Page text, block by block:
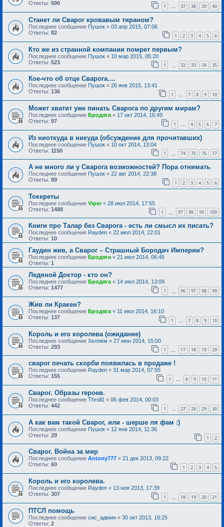
Ответы: 590 1 … 37 38 39 40
Станет ли Сварог кровавым тираном?
Последнее сообщение Пушок « 03 апр 2015, 07:06
Ответы: 82 1 2 3 4 5 6
Кто же из странной компании помрет первым?
Последнее сообщение Пушок « 10 мар 2015, 05:20
Ответы: 523 1 32 33 34 35
Кое-что об отце Сварога....
Последнее сообщение Пушок « 26 янв 2015, 13:41
Ответы: 136 1 … 7 8 9 10
Может хватит уже пинать Сварога по другим мирам?
Последнее сообщение Бродяга « 17 окт 2014, 16:49
Ответы: 97 1 4 5 6 7
Из ниоткуда в никуда (обсуждение для прочитавших)
Последнее сообщение Пушок « 10 окт 2014, 13:04
Ответы: 1150 1 74 75 76 77
А не много ли у Сварога возможностей? Пора отнимать
Последнее сообщение Пушок « 22 авг 2014, 22:38
Ответы: 89 1 2 3 4 5 6
Токереты
Последнее сообщение Viper« 28 июл 2014, 17:55
Ответы: 1488 1 97 98 99 100
Книги про Талар без Сварога - есть ли смысл их писать?
Последнее сообщение Rayden « 22 июл 2014, 22:01
Ответы: 10
Гаудин жив, а Сварог – Страшный Бородач Империи?
Последнее сообщение Бродяга« 21 июл 2014, 06:45
Ответы: 1
Ледяной Доктор - кто он?
Последнее сообщение Бродяга« 14 июл 2014, 13:09
Ответы: 1477 1 96 97 98 99
Жив ли Кракен?
Последнее сообщение Бродяга « 11 июл 2014, 16:10
Ответы: 137 1 … 7 8 9 10
Король и его королева (ожидание)
Последнее сообщение Хеллем « 27 июн 2014, 15:00
Ответы: 293 1 17 18 19 20
сварог печать скорби появилась в продаже !
Последнее сообщение Rayden « 31 мар 2014, 07:55
Ответы: 155 1 … 8 9 10 11
Сварог. Образы героев.
Последнее сообщение Throll1 « 06 фев 2014, 00:03
Ответы: 442 1 … 27 28 29 30
А как вам такой Сварог, или - шерше ля фам :)
Последнее сообщение Пушок « 12 янв 2014, 11:36
Ответы: 29 1 2
Сварог. Война за мир
Последнее сообщение Antony777 « 21 дек 2013, 09:22
Ответы: 60 1 2 3 4 5
Король и его королева.
Последнее сообщение Rayden « 13 ноя 2013, 17:39
Ответы: 307 1 … 18 19 20 21
ПТСЛ помощь
Последнее сообщение сис_админ « 30 окт 2013, 18:25
Ответы: 2